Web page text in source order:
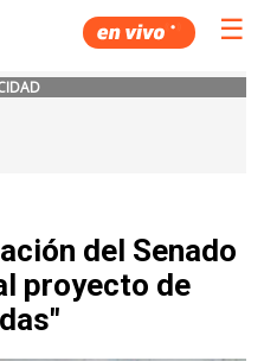
☰
del Senado
proyecto de